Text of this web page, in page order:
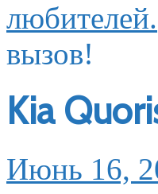
любителей.
вызов!
Kia
Июнь 16,